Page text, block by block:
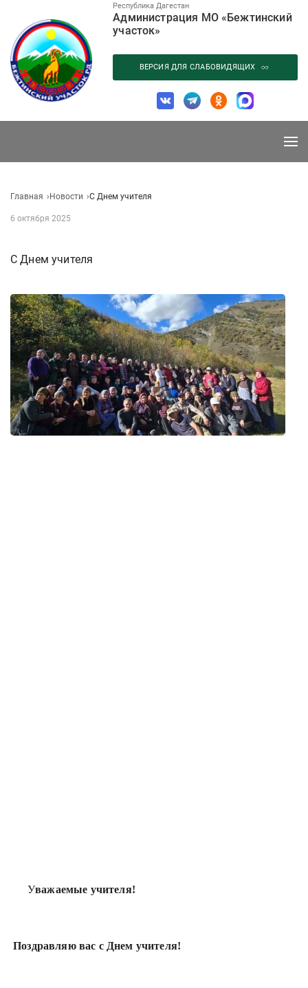
содержанию
Республика Дагестан
Администрация МО «Бежтинский
участок»
ВЕРСИЯ ДЛЯ СЛАБОВИДЯЩИХ
Главная Новости С Днем учителя
6 октября 2025
С Днем учителя
Уважаемые учителя!
Поздравляю вас с Днем учителя!